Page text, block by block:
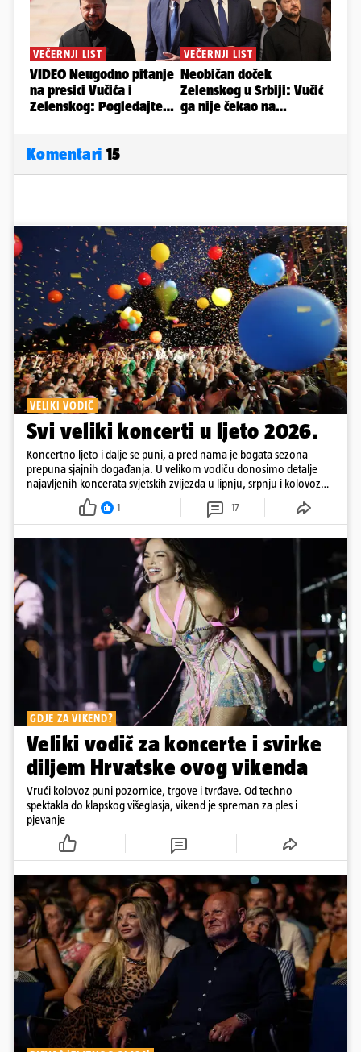
Komentari 15
VELIKI VODIČ
Svi veliki koncerti u ljeto 2026.
Koncertno ljeto i dalje se puni, a pred nama je bogata sezona
prepuna sjajnih događanja. U velikom vodiču donosimo detalje
najavljenih koncerata svjetskih zvijezda u lipnju, srpnju i kolovozu
2026. godine.
1 17
GDJE ZA VIKEND?
Veliki vodič za koncerte i svirke
diljem Hrvatske ovog vikenda
Vrući kolovoz puni pozornice, trgove i tvrđave. Od techno
spektakla do klapskog višeglasja, vikend je spreman za ples i
pjevanje